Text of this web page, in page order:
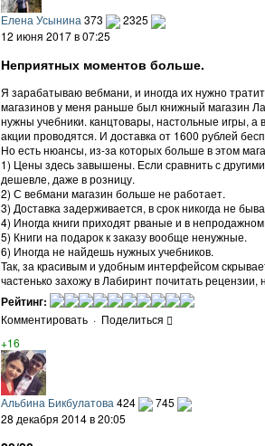
Елена Усынина 373
2325
12 июня 2017 в 07:25
Неприятных моментов больше.
Я зарабатываю вебмани, и иногда их нужно
магазинов у меня раньше был книжный магазин
нужны учебники. канцтовары, настольные игры,
акции проводятся. И доставка от 1600 рублей
Но есть нюансы, из-за которых больше в этом
1) Цены здесь завышены. Если сравнить с
дешевле, даже в розницу.
2) С вебмани магазин больше не работает.
3) Доставка задерживается, в срок никогда не
4) Иногда книги приходят рваные и в
5) Книги на подарок к заказу вообще ненужные.
6) Иногда не найдешь нужных учебников.
Так, за красивым и удобным интерфейсом
частенько захожу в Лабиринт почитать рецензии,
Рейтинг:
Комментировать · Поделиться
+16
Альбина Бикбулатова424
745
28 декабря 2014 в 20:05